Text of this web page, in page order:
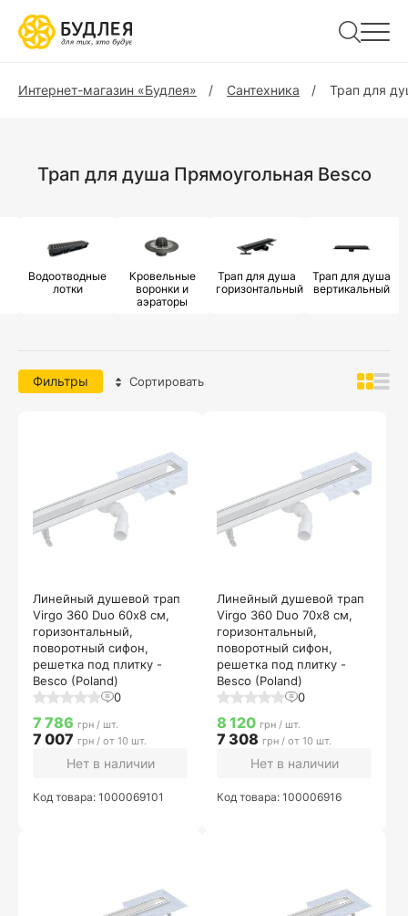
Интернет-магазин «Будлея» Сантехника Трап для
Трап для душа Прямоугольная Besco
Водоотводные
лотки
Кровельные
воронки и
аэраторы
Трап для душа
горизонтальный
Трап для душа
вертикальный
Фильтры Сортировать
Линейный душевой трап
Virgo 360 Duo 60х8 см,
горизонтальный,
поворотный сифон,
решетка под плитку -
Besco (Poland)
0
7 786 грн / шт.
7 007 грн / от 10 шт.
Нет в наличии
Код товара: 1000069101
Линейный душевой трап
Virgo 360 Duo 70х8 см,
горизонтальный,
поворотный сифон,
решетка под плитку -
Besco (Poland)
0
8 120 грн / шт.
7 308 грн / от 10 шт.
Нет в наличии
Код товара: 100006916